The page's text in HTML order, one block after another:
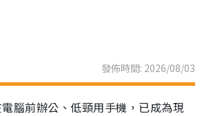
發佈時間: 2026/08/03
腦前辦公、低頸用手機，已成為現